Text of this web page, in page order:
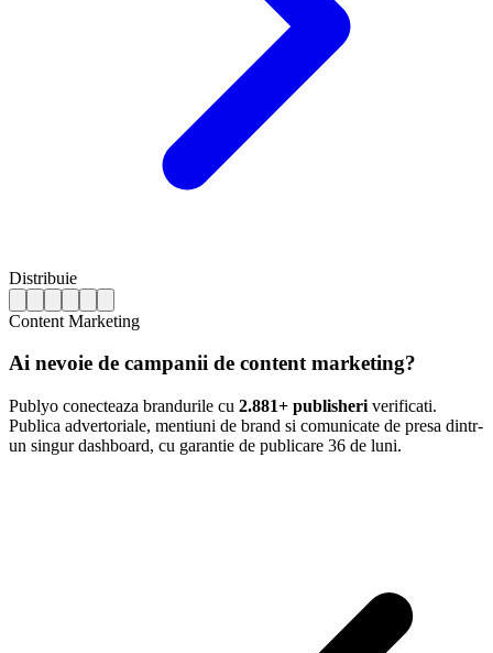
Distribuie
Content Marketing
Ai nevoie de campanii de content marketing?
Publyo conecteaza brandurile cu 2.881+ publisheri verificati.
Publica advertoriale, mentiuni de brand si comunicate de presa dintr-
un singur dashboard, cu garantie de publicare 36 de luni.